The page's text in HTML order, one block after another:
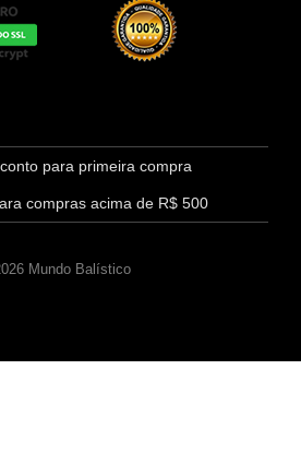
para primeira compra
compras acima de R$ 500
Mundo Balístico